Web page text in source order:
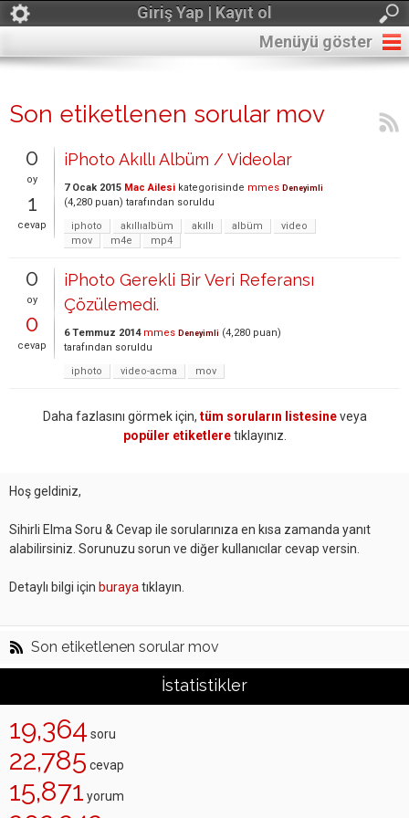
Giriş Yap | Kayıt ol
Menüyü göster
Son etiketlenen sorular mov
0
oy
1
cevap
iPhoto Akıllı Albüm / Videolar
7 Ocak 2015 Mac Ailesi kategorisinde mmes Deneyimli
(4,280 puan) tarafından soruldu
iphoto
akıllıalbüm akıllı albüm
video
mov
m4e mp4
0
oy
0
cevap
iPhoto Gerekli Bir Veri Referansı
Çözülemedi.
6 Temmuz 2014 mmes Deneyimli (4,280 puan)
tarafından soruldu
iphoto
video-acma mov
Daha fazlasını görmek için, tüm soruların listesineveya
popüler etiketleretıklayınız.
Hoş geldiniz,
Sihirli Elma Soru & Cevap ile sorularınıza en kısa zamanda yanıt
alabilirsiniz. Sorunuzu sorun ve diğer kullanıcılar cevap versin.
Detaylı bilgi için buraya tıklayın.
Son etiketlenen sorular mov
İstatistikler
19,364 soru
22,785 cevap
15,871 yorum